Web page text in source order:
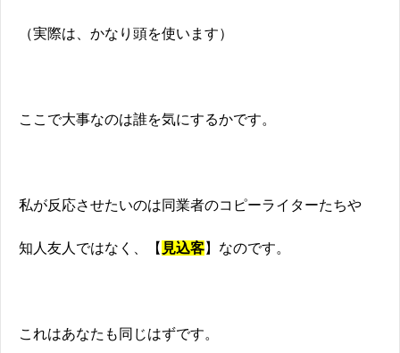
（実際は、かなり頭を使います）
ここで大事なのは誰を気にするかです。
私が反応させたいのは同業者のコピーライターたちや
知人友人ではなく、【 見込客】なのです。
これはあなたも同じはずです。